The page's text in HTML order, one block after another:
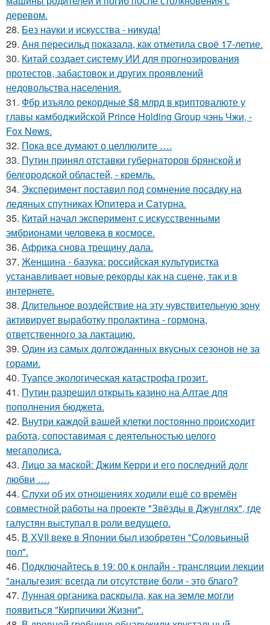
деревом.
28. Без науки и искусства - никуда!
29. Аня пересильд показала, как отметила своё 17-летие.
30. Китай создает систему ИИ для прогнозирования
протестов, забастовок и других проявлений
недовольства населения.
31. Фбр изъяло рекордные $8 млрд в криптовалюте у
главы камбоджийской Prince Holding Group чэнь Чжи, -
Fox News.
32. Пока все думают о целлюлите ….
33. Путин принял отставки губернаторов брянской и
белгородской областей, - кремль.
34. Эксперимент поставил под сомнение посадку на
ледяных спутниках Юпитера и Сатурна.
35. Китай начал эксперимент с искусственными
эмбрионами человека в космосе.
36. Африка снова трещину дала.
37. Женщина - базука: российская культуристка
устанавливает новые рекорды как на сцене, так и в
интернете.
38. Длительное воздействие на эту чувствительную зону
активирует выработку пролактина - гормона,
ответственного за лактацию.
39. Один из самых долгожданных вкусных сезонов не за
горами.
40. Туапсе экологическая катастрофа грозит.
41. Путин разрешил открыть казино на Алтае для
пополнения бюджета.
42. Внутри каждой вашей клетки постоянно происходит
работа, сопоставимая с деятельностью целого
мегаполиса.
43. Лицо за маской: Джим Керри и его последний долг
любви ….
44. Слухи об их отношениях ходили ещё со времён
совместной работы на проекте "Звёзды в Джунглях", где
галустян выступал в роли ведущего.
45. В ХVII веке в Япoнии был изобрeтeн "Сoлoвьиный
пол".
46. Подключайтесь в 19: 00 к онлайн - трансляции лекции
"анальгезия: всегда ли отсутствие боли - это благо?
47. Лунная органика раскрыла, как на земле могли
появиться "Кирпичики Жизни".